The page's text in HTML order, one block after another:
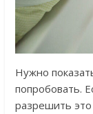
Нужно
попробовать.
разрешить